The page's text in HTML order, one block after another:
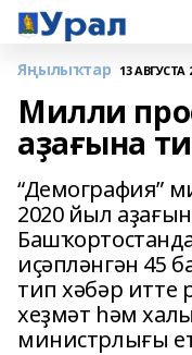
Яңылыҡтар 13 АВГУСТА
Милли
аҙағына
“Демография”
2020 йыл
иҫәпләнгән 45
тип хәбәр итте
хеҙмәт һәм
министрлығы